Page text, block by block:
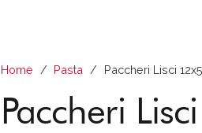
Home / Pasta / Paccheri Lisci
Paccheri